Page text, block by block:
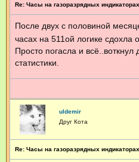
Re: Часы на газоразрядных индикаторах
После двух с половиной
часах на 511ой логике сдохла
Просто погасла и всё..воткнул
статистики.
uldemir
Друг Кота
Re: Часы на газоразрядных индикаторах